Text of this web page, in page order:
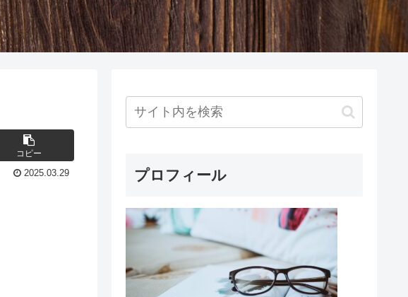
コピー
2025.03.29 プロフィール